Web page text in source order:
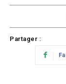
Partager :